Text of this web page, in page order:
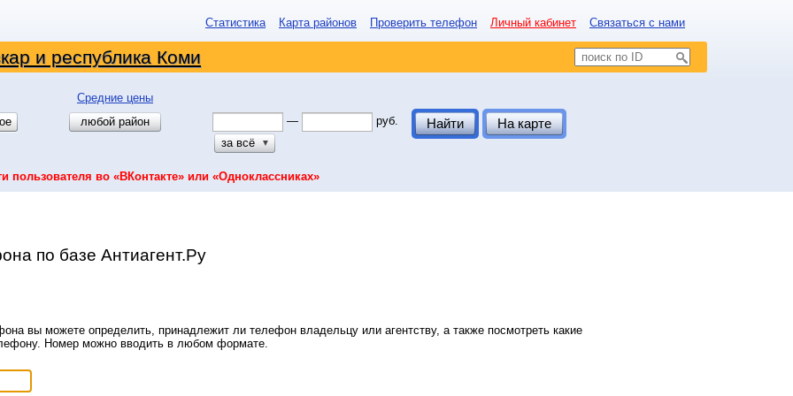
Статистика Карта районов Проверить телефон Личный кабинет Связаться с нами
и республика Коми
Средние цены
любой район —
руб.
за всё
▼
Найти На карте
пользователя во «ВКонтакте» или «Одноклассниках»
по базе Антиагент.Ру
вы можете определить, принадлежит ли телефон владельцу или агентству, а также посмотреть какие
Номер можно вводить в любом формате.